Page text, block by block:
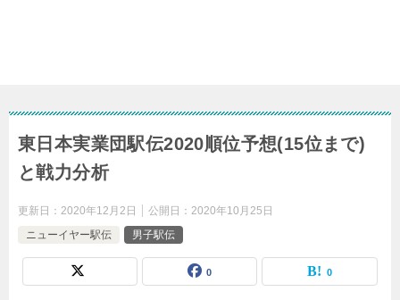
東日本実業団駅伝2020順位予想(15位まで)
と戦力分析
更新日： 2020年12月2日 公開日： 2020年10月25日
ニューイヤー駅伝
男子駅伝
0 0